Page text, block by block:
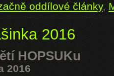
oddílové články,
2016
HOPSUKu
2016